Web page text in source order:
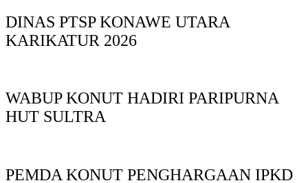
DINAS PTSP KONAWE UTARA
KARIKATUR 2026
WABUP KONUT HADIRI PARIPURNA
HUT SULTRA
PEMDA KONUT PENGHARGAAN IPKD